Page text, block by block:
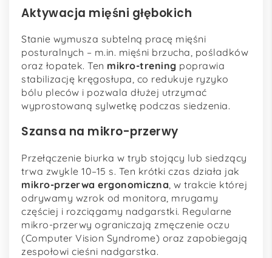
Aktywacja mięśni głębokich
Stanie wymusza subtelną pracę mięśni
posturalnych – m.in. mięśni brzucha, pośladków
oraz łopatek. Ten mikro-trening poprawia
stabilizację kręgosłupa, co redukuje ryzyko
bólu pleców i pozwala dłużej utrzymać
wyprostowaną sylwetkę podczas siedzenia.
Szansa na mikro-przerwy
Przełączenie biurka w tryb stojący lub siedzący
trwa zwykle 10–15 s. Ten krótki czas działa jak
mikro-przerwa ergonomiczna , w trakcie której
odrywamy wzrok od monitora, mrugamy
częściej i rozciągamy nadgarstki. Regularne
mikro-przerwy ograniczają zmęczenie oczu
(Computer Vision Syndrome) oraz zapobiegają
zespołowi cieśni nadgarstka.